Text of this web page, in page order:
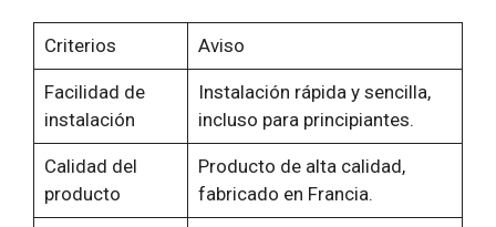
Criterios Aviso
Facilidad de
instalación
Instalación rápida y sencilla,
incluso para principiantes.
Calidad del
producto
Producto de alta calidad,
fabricado en Francia.